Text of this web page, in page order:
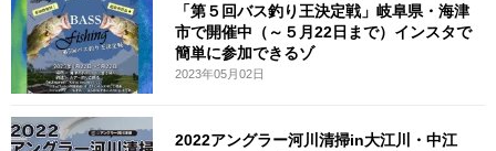
「第５回バス釣り王決定戦」岐阜県・海津
市で開催中（～５月22日まで）インスタで
簡単に参加できるゾ
2023年05月02日
2022アングラー河川清掃in大江川・中江